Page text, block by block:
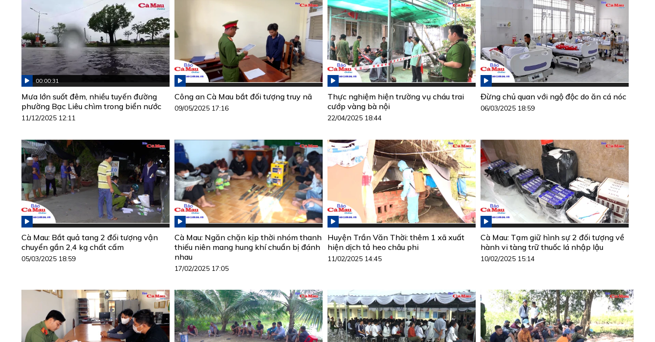
00:00:31
Mưa lớn suốt đêm, nhiều tuyến đường
phường Bạc Liêu chìm trong biển nước
11/12/2025 12:11
Công an Cà Mau bắt đối tượng truy nã
09/05/2025 17:16
Thực nghiệm hiện trường vụ cháu trai
cướp vàng bà nội
22/04/2025 18:44
Đừng chủ quan với ngộ độc do ăn cá nóc
06/03/2025 18:59
Cà Mau: Bắt quả tang 2 đối tượng vận
chuyển gần 2,4 kg chất cấm
05/03/2025 18:59
Cà Mau: Ngăn chặn kịp thời nhóm thanh
thiếu niên mang hung khí chuẩn bị đánh
nhau
17/02/2025 17:05
Huyện Trần Văn Thời: thêm 1 xã xuất
hiện dịch tả heo châu phi
11/02/2025 14:45
Cà Mau: Tạm giữ hình sự 2 đối tượng về
hành vi tàng trữ thuốc lá nhập lậu
10/02/2025 15:14